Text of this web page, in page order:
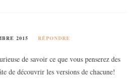
2015 RÉPONDRE
de savoir ce que vous penserez des
de découvrir les versions de chacune!